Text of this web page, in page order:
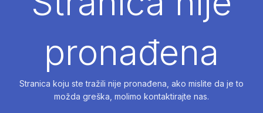
pronađena
Stranica koju ste tražili nije pronađena, ako mislite da je to
možda greška, molimo kontaktirajte nas.